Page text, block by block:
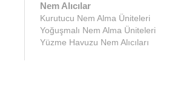
Nem Alıcılar
Kurutucu Nem Alma Üniteleri
Yoğuşmalı Nem Alma Üniteleri
Yüzme Havuzu Nem Alıcıları